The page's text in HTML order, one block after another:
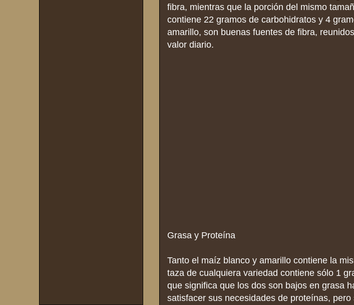
fibra, mientras que la porción del mismo
contiene 22 gramos de carbohidratos y 4
amarillo, son buenas fuentes de fibra,
valor diario.
Grasa y Proteína
Tanto el maíz blanco y amarillo contiene la
taza de cualquiera variedad contiene sólo 1
que significa que los dos son bajos en grasa
satisfacer sus necesidades de proteínas,